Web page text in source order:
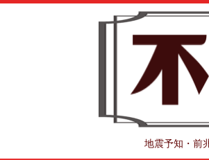
地震予知・前